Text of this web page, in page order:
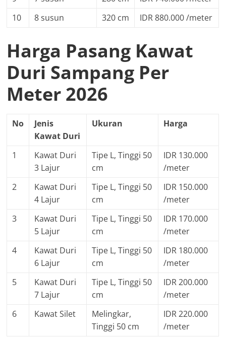
10
8 susun 320 cm IDR 880.000 /meter
Harga Pasang Kawat
Duri Sampang Per
Meter 2026
No
Jenis
Kawat Duri
Ukuran Harga
1
Kawat Duri
3 Lajur
Tipe L, Tinggi 50
cm
IDR 130.000
/meter
2
Kawat Duri
4 Lajur
Tipe L, Tinggi 50
cm
IDR 150.000
/meter
3
Kawat Duri
5 Lajur
Tipe L, Tinggi 50
cm
IDR 170.000
/meter
4
Kawat Duri
6 Lajur
Tipe L, Tinggi 50
cm
IDR 180.000
/meter
5
Kawat Duri
7 Lajur
Tipe L, Tinggi 50
cm
IDR 200.000
/meter
6
Kawat Silet
Melingkar,
Tinggi 50 cm
IDR 220.000
/meter